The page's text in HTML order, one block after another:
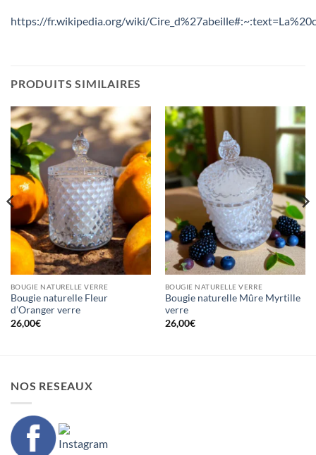
https://fr.wikipedia.org/wiki/
PRODUITS SIMILAIRES
BOUGIE NATURELLE VERRE
Bougie naturelle Fleur
d’Oranger verre
26,00€
BOUGIE NATURELLE VERRE
Bougie naturelle Mûre Myrtille
verre
26,00€
NOS RESEAUX